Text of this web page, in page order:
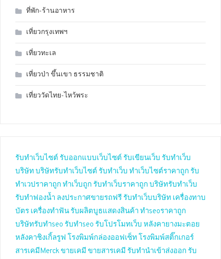
ที่พัก-ร้านอาหาร
เที่ยวกรุงเทพฯ
เที่ยวทะเล
เที่ยวป่า ขึ้นเขา ธรรมชาติ
เที่ยววัดไทย-ไหว้พระ
รับทำเว็บไซต์ รับออกแบบเว็บไซต์ รับเขียนเว็บ รับทำเว็บ
บริษัท บริษัทรับทำเว็บไซต์ รับทำเว็บ ทำเว็บไซต์ราคาถูก รับ
ทำเวปราคาถูก ทำเว็บถูก รับทำเว็บราคาถูก บริษัทรับทำเว็บ
รับทำฟองน้ำ ลงประกาศขายรถฟรี รับทำเว็บบริษัท เครื่องทาบ
บัตร เครื่องทำฟัน รับผลิตบูธแสดงสินค้า ทำseoราคาถูก
บริษัทรับทำseo รับทำseo รับโปรโมทเว็บ หลังคายางมะตอย
หลังคาชิงเกิ้ลรูฟ โรงพิมพ์กล่องออฟเซ็ท โรงพิมพ์สติ๊กเกอร์
สารเคมีMerckขายเคมี ขายสารเคมี รับทำนำเข้าส่งออก รับ